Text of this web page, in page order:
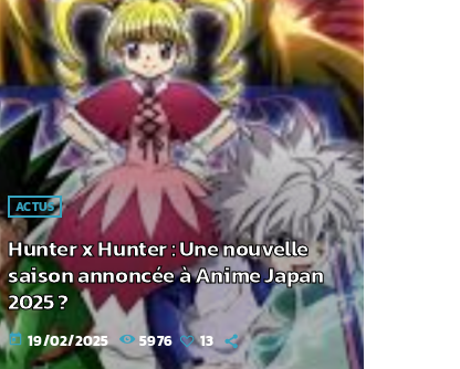
ACTUS
Hunter x Hunter : Une nouvelle
saison annoncée à Anime Japan
2025 ?
today 19/02/2025 5976 13